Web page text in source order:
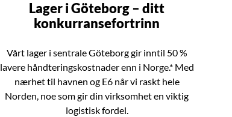
Lager i Göteborg – ditt
konkurransefortrinn
Vårt lager i sentrale Göteborg gir inntil 50 %
lavere håndteringskostnader enn i Norge.* Med
nærhet til havnen og E6 når vi raskt hele
Norden, noe som gir din virksomhet en viktig
logistisk fordel.